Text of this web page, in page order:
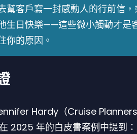
幫客戶寫一封感動人的行前信，
生日快樂——這些微小觸動才是
你的原因。
Hardy（Cruise
2025 年的白皮書案例中提到